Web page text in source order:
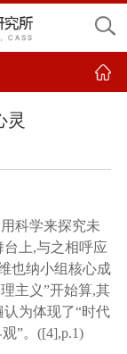
灵
科学来探究未
上,与之相呼应
也纳小组核心成
主义”开始算,其
为体现了“时代
”。([4],p.1)